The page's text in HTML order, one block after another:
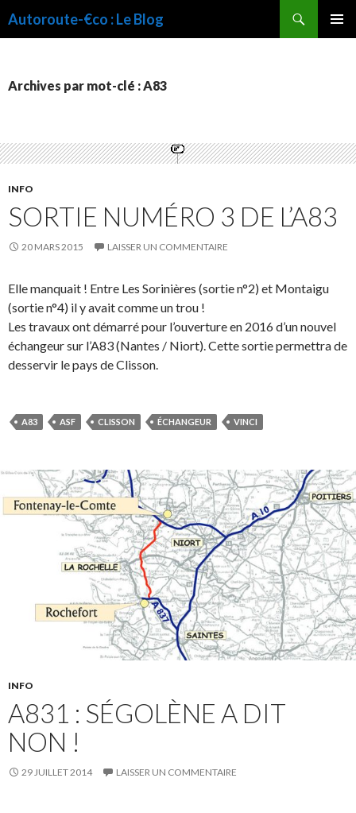
Autoroute-€co : Le Blog
Archives par mot-clé : A83
INFO
SORTIE NUMÉRO 3 DE L’A83
20 MARS 2015 LAISSER UN COMMENTAIRE
Elle manquait ! Entre Les Sorinières (sortie n°2) et Montaigu
(sortie n°4) il y avait comme un trou !
Les travaux ont démarré pour l’ouverture en 2016 d’un nouvel
échangeur sur l’A83 (Nantes / Niort). Cette sortie permettra de
desservir le pays de Clisson.
A83 ASF CLISSON ÉCHANGEUR VINCI
INFO
A831 : SÉGOLÈNE A DIT
NON !
29 JUILLET 2014 LAISSER UN COMMENTAIRE